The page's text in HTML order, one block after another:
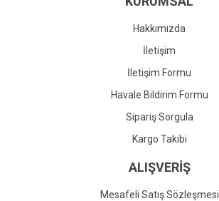
Gönder
Hakkımızda
İletişim
İletişim Formu
Havale Bildirim Formu
Sipariş Sorgula
Kargo Takibi
ALIŞVERİŞ
Mesafeli Satış Sözleşmesi